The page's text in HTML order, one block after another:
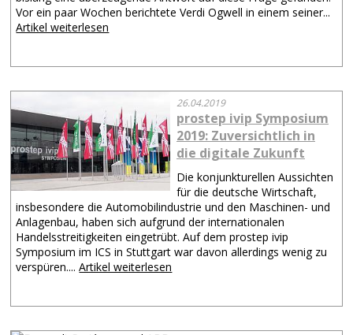
Vor ein paar Wochen berichtete Verdi Ogwell in einem seiner...
Artikel weiterlesen
26.04.2019
prostep ivip Symposium
2019: Zuversichtlich in
die digitale Zukunft
Die konjunkturellen Aussichten
für die deutsche Wirtschaft,
insbesondere die Automobilindustrie und den Maschinen- und
Anlagenbau, haben sich aufgrund der internationalen
Handelsstreitigkeiten eingetrübt. Auf dem prostep ivip
Symposium im ICS in Stuttgart war davon allerdings wenig zu
verspüren....Artikel weiterlesen